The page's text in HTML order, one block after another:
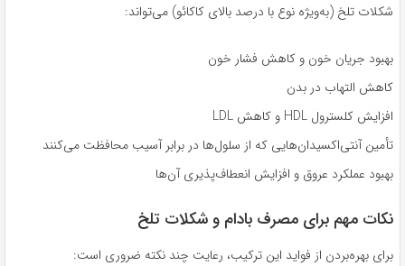
شکلات تلخ (به‌ویژه نوع با درصد بالای کاکائو) می‌تواند:
بهبود جریان خون و کاهش فشار خون
کاهش التهاب در بدن
افزایش کلسترول HDL و کاهش LDL
تأمین آنتی‌اکسیدان‌هایی که از سلول‌ها در برابر آسیب محافظت می‌کنند
بهبود عملکرد عروق و افزایش انعطاف‌پذیری آن‌ها
نکات مهم برای مصرف بادام و شکلات تلخ
برای بهره‌بردن از فواید این ترکیب، رعایت چند نکته ضروری است: